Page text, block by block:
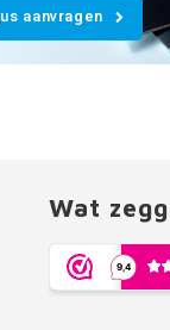
aanvragen
Wat